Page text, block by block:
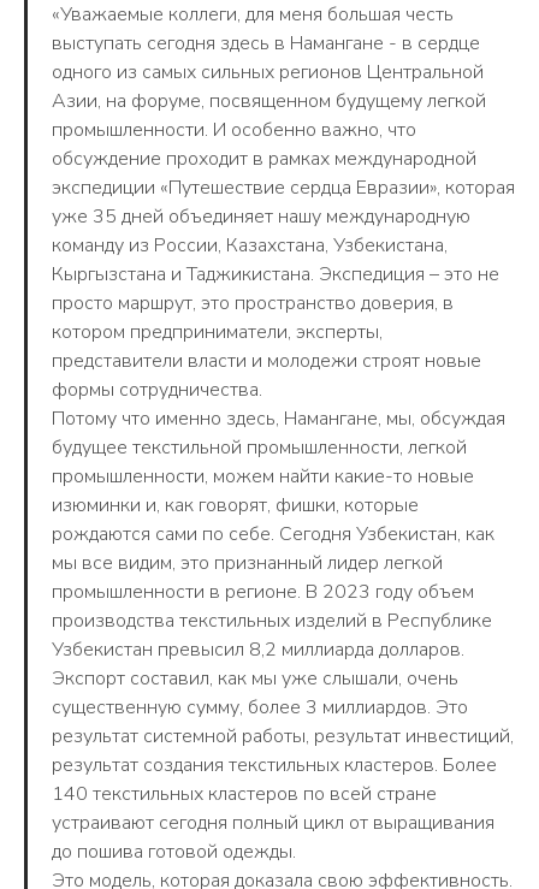
«Уважаемые коллеги, для меня большая честь
выступать сегодня здесь в Намангане - в сердце
одного из самых сильных регионов Центральной
Азии, на форуме, посвященном будущему легкой
промышленности. И особенно важно, что
обсуждение проходит в рамках международной
экспедиции «Путешествие сердца Евразии», которая
уже 35 дней объединяет нашу международную
команду из России, Казахстана, Узбекистана,
Кыргызстана и Таджикистана. Экспедиция – это не
просто маршрут, это пространство доверия, в
котором предприниматели, эксперты,
представители власти и молодежи строят новые
формы сотрудничества.
Потому что именно здесь, Намангане, мы, обсуждая
будущее текстильной промышленности, легкой
промышленности, можем найти какие-то новые
изюминки и, как говорят, фишки, которые
рождаются сами по себе. Сегодня Узбекистан, как
мы все видим, это признанный лидер легкой
промышленности в регионе. В 2023 году объем
производства текстильных изделий в Республике
Узбекистан превысил 8,2 миллиарда долларов.
Экспорт составил, как мы уже слышали, очень
существенную сумму, более 3 миллиардов. Это
результат системной работы, результат инвестиций,
результат создания текстильных кластеров. Более
140 текстильных кластеров по всей стране
устраивают сегодня полный цикл от выращивания
до пошива готовой одежды.
Это модель, которая доказала свою эффективность.